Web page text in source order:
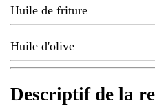
Huile de friture
Huile d'olive
Descriptif de la